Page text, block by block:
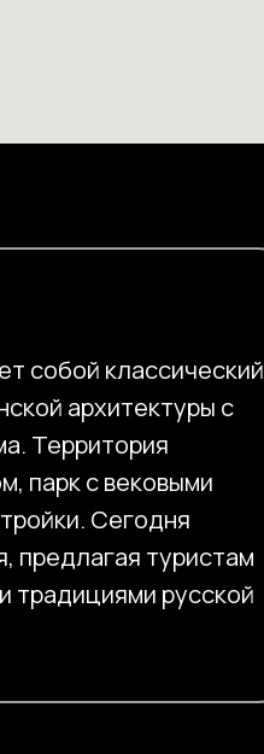
собой классический
архитектуры с
Территория
парк с вековыми
Сегодня
предлагая туристам
традициями русской